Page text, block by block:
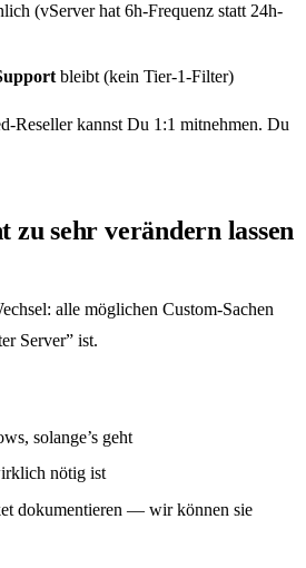
(vServer hat 6h-Frequenz statt 24h-
bleibt (kein Tier-1-Filter)
Reseller kannst Du 1:1 mitnehmen. Du
zu sehr verändern lassen
alle möglichen Custom-Sachen
Server” ist.
solange’s geht
nötig ist
dokumentieren — wir können sie